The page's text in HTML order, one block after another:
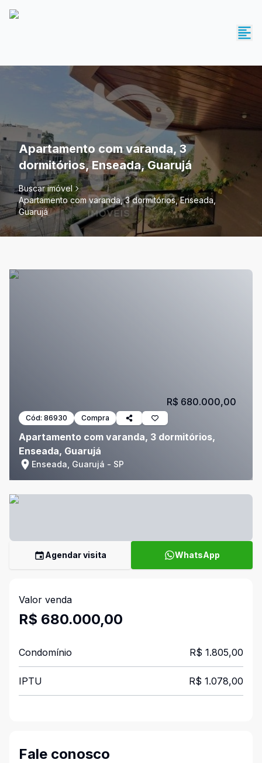
Apartamento com varanda, 3
dormitórios, Enseada, Guarujá
Buscar imóvel
Apartamento com varanda, 3 dormitórios, Enseada,
Guarujá
Cód: 86930 Compra
Apartamento com varanda, 3 dormitórios,
Enseada, Guarujá
Enseada, Guarujá - SP
R$ 680.000,00
Agendar visita WhatsApp
Valor venda
R$ 680.000,00
Condomínio R$ 1.805,00
IPTU R$ 1.078,00
Fale conosco